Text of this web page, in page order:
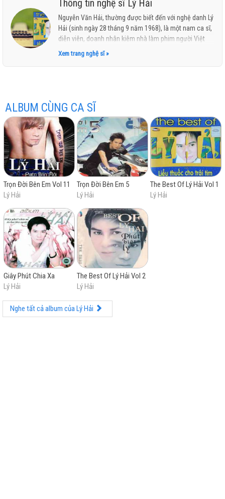
nhất
Thông tin nghệ sĩ Lý Hải
Nguyễn Văn Hải, thường được biết đến với nghệ danh Lý
Hải (sinh ngày 28 tháng 9 năm 1968), là một nam ca sĩ,
diễn viên, doanh nhân kiêm nhà làm phim người Việt
Nam. Bước chân vào lĩnh vực ca hát từ năm 1993, song
tên tuổi của ông chỉ thật sự thành danh khi cho ra đời
thành một trong những nam ca sĩ ăn khách nhất thời
điểm bấy giờ, đặc biệt là đối với khán giả miền Tây Nam
Bộ. Với sở trường trình bày những ca khúc thuộc thể
loại nhạc trẻ, nhạc Hoa lời Việt với giai điệu và ca từ
đơn giản, Lý Hải từng được mệnh danh là "Ngôi sao ca
nhạc bình dân".
Ngoài sự nghiệp âm nhạc, Lý Hải còn lấn sân sang sự
nghiệp điện ảnh. Là người sáng lập ra hãng phim mang
tên mình, Lý Hải Productions, ông còn được biết đến
Thương hiệu khi ra mắt lần đầu vào năm 2015 đã giúp
ông thành công thu về hơn 1 nghìn tỷ VND và những
phần phim do ông thực hiện cũng thường nhận được
hầu hết những lời khen ngợi từ giới chuyên môn.
Xem trang nghệ sĩ »
ALBUM CÙNG CA SĨ
Trọn Đời Bên Em Vol 11
Lý Hải
Trọn Đời Bên Em 5
Lý Hải
The Best Of Lý Hải Vol 1
Lý Hải
Giây Phút Chia Xa
Lý Hải
The Best Of Lý Hải Vol 2
Lý Hải
Nghe tất cả album của Lý Hải